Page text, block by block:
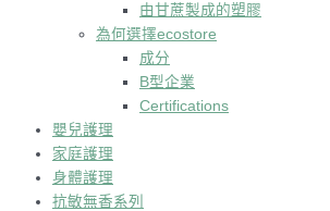
由甘蔗製成的塑膠
為何選擇ecostore
成分
B型企業
Certifications
嬰兒護理
家庭護理
身體護理
抗敏無香系列